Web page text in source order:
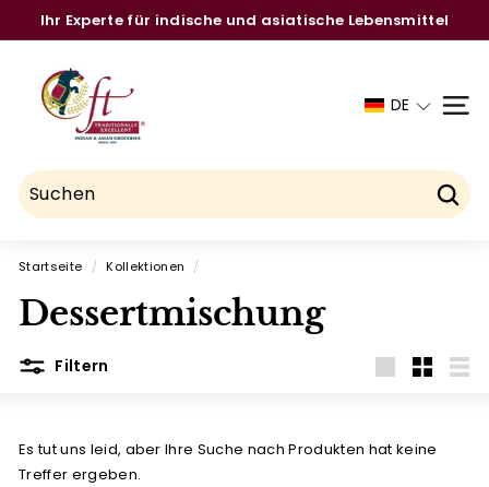
Direkt
zum
Pause
Ihr Experte für indische und asiatische Lebensmittel
Die stärksten Marken aus einer Hand
h
d
y
F
o
r
DE
Startseite / Kollektionen /
Dessertmischung
Filtern
Es tut uns leid, aber Ihre Suche nach Produkten hat keine
Treffer ergeben.